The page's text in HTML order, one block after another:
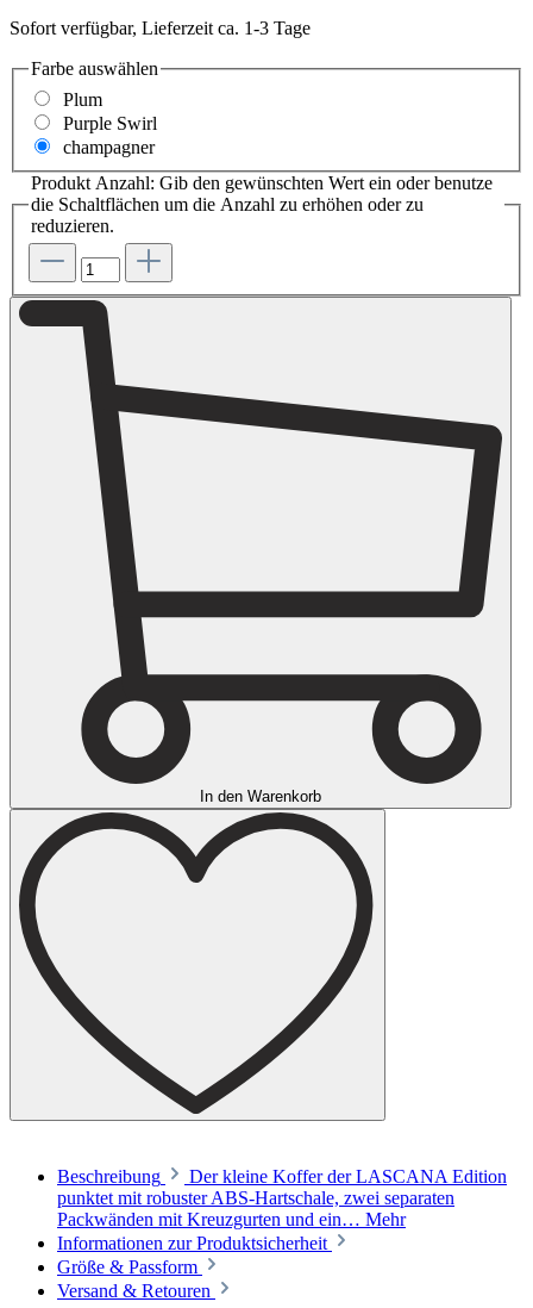
Sofort verfügbar, Lieferzeit ca. 1-3 Tage
Farbe auswählen
Plum
Purple Swirl
champagner
Produkt Anzahl: Gib den gewünschten Wert ein oder benutze
die Schaltflächen um die Anzahl zu erhöhen oder zu
reduzieren.
In den Warenkorb
Beschreibung
Der kleine Koffer der LASCANA Edition
punktet mit robuster ABS-Hartschale, zwei separaten
Packwänden mit Kreuzgurten und ein… Mehr
Informationen zur Produktsicherheit
Größe & Passform
Versand & Retouren